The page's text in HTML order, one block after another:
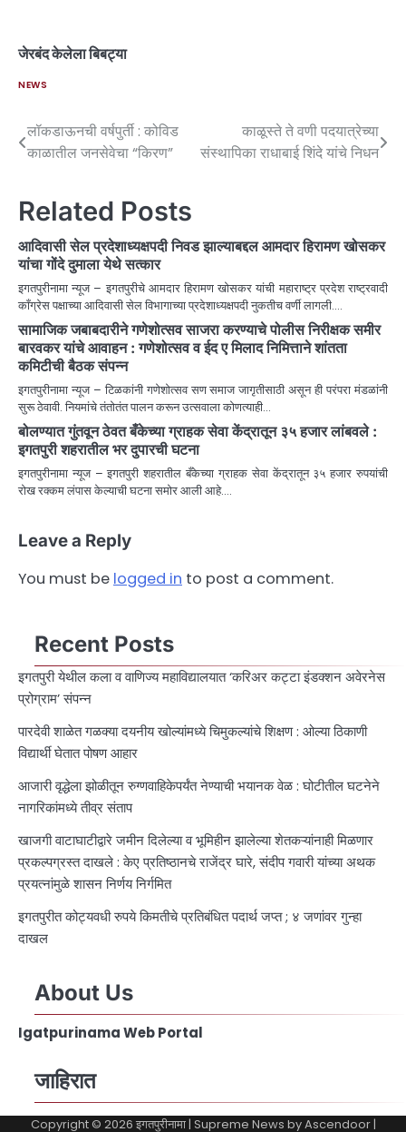
जेरबंद केलेला बिबट्या
NEWS
लॉकडाऊनची वर्षपुर्ती : कोविड
काळातील जनसेवेचा “किरण”
काळूस्ते ते वणी पदयात्रेच्या
संस्थापिका राधाबाई शिंदे यांचे निधन
Related Posts
आदिवासी सेल प्रदेशाध्यक्षपदी निवड झाल्याबद्दल आमदार हिरामण खोसकर
यांचा गोंदे दुमाला येथे सत्कार
इगतपुरीनामा न्यूज – इगतपुरीचे आमदार हिरामण खोसकर यांची महाराष्ट्र प्रदेश राष्ट्रवादी
काँग्रेस पक्षाच्या आदिवासी सेल विभागाच्या प्रदेशाध्यक्षपदी नुकतीच वर्णी लागली.…
सामाजिक जबाबदारीने गणेशोत्सव साजरा करण्याचे पोलीस निरीक्षक समीर
बारवकर यांचे आवाहन : गणेशोत्सव व ईद ए मिलाद निमित्ताने शांतता
कमिटीची बैठक संपन्न
इगतपुरीनामा न्यूज – टिळकांनी गणेशोत्सव सण समाज जागृतीसाठी असून ही परंपरा मंडळांनी
सुरू ठेवावी. नियमांचे तंतोतंत पालन करून उत्सवाला कोणत्याही…
बोलण्यात गुंतवून ठेवत बँकेच्या ग्राहक सेवा केंद्रातून ३५ हजार लांबवले :
इगतपुरी शहरातील भर दुपारची घटना
इगतपुरीनामा न्यूज – इगतपुरी शहरातील बँकेच्या ग्राहक सेवा केंद्रातून ३५ हजार रुपयांची
रोख रक्कम लंपास केल्याची घटना समोर आली आहे.…
Leave a Reply
You must be logged in to post a comment.
Recent Posts
इगतपुरी येथील कला व वाणिज्य महाविद्यालयात ‘करिअर कट्टा इंडक्शन अवेरनेस
प्रोग्राम’ संपन्न
पारदेवी शाळेत गळक्या दयनीय खोल्यांमध्ये चिमुकल्यांचे शिक्षण : ओल्या ठिकाणी
विद्यार्थी घेतात पोषण आहार
आजारी वृद्धेला झोळीतून रुग्णवाहिकेपर्यंत नेण्याची भयानक वेळ : घोटीतील घटनेने
नागरिकांमध्ये तीव्र संताप
खाजगी वाटाघाटीद्वारे जमीन दिलेल्या व भूमिहीन झालेल्या शेतकऱ्यांनाही मिळणार
प्रकल्पग्रस्त दाखले : केए प्रतिष्ठानचे राजेंद्र घारे, संदीप गवारी यांच्या अथक
प्रयत्नांमुळे शासन निर्णय निर्गमित
इगतपुरीत कोट्यवधी रुपये किमतीचे प्रतिबंधित पदार्थ जप्त ; ४ जणांवर गुन्हा
दाखल
About Us
Igatpurinama Web Portal
जाहिरात
Copyright © 2026 इगतपुरीनामा| Supreme News byAscendoor|